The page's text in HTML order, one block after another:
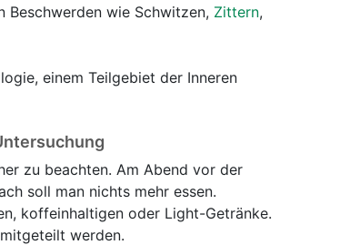
Beschwerden wie Schwitzen, Zittern,
einem Teilgebiet der Inneren
zu beachten. Am Abend vor der
soll man nichts mehr essen.
koffeinhaltigen oder Light-Getränke.
werden.